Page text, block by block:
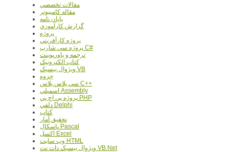
مقالات تخصصي
مقاله کامپیوتر
پایان نامه
گزارش کارآموزي
پروژه
پروژه کارآفريني
پروژه سي شارپ C#
ترجمه و پاورپوينت
کتاب الکترونيک
ويژوال بيسيک VB
جزوه
سي پلاس پلاس C++
اسمبلي Assembly
پروژه پي اچ پي PHP
دلفي Delphi
کتاب
تحقيق آمار
پاسکال Pascal
اکسل Excel
وب سايت HTML
ويژوال بيسيک دات نت VB.Net